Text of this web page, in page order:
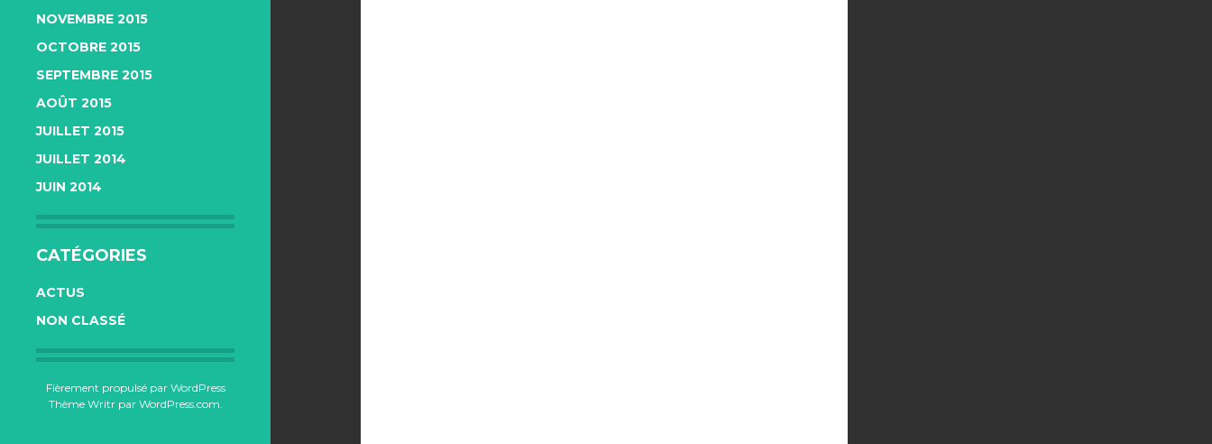
NOVEMBRE 2015
OCTOBRE 2015
SEPTEMBRE 2015
AOÛT 2015
JUILLET 2015
JUILLET 2014
JUIN 2014
CATÉGORIES
ACTUS
NON CLASSÉ
Fièrement propulsé par WordPress
Thème Writr par WordPress.com.